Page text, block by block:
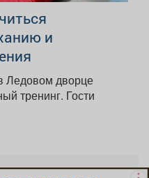
и
Ледовом дворце
тренинг. Гости